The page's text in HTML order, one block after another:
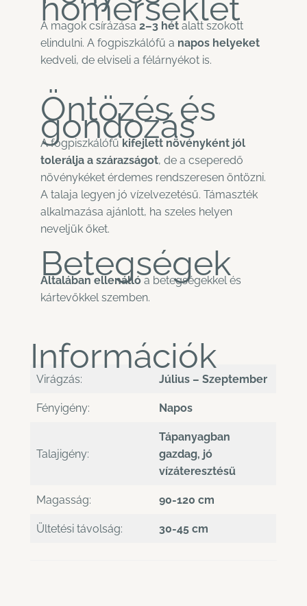
hőmérséklet
A magok csírázása 2–3 hét alatt szokott
elindulni. A fogpiszkálófű a napos helyeket
kedveli, de elviseli a félárnyékot is.
Öntözés és
gondozás
A fogpiszkálófű kifejlett növényként jól
tolerálja a szárazságot, de a cseperedő
növénykéket érdemes rendszeresen öntözni.
A talaja legyen jó vízelvezetésű. Támaszték
alkalmazása ajánlott, ha szeles helyen
neveljük őket.
Betegségek
Általában ellenálló a betegségekkel és
kártevőkkel szemben.
Információk
Virágzás: Július – Szeptember
Fényigény: Napos
Talajigény:
Tápanyagban
gazdag, jó
vízáteresztésű
Magasság: 90-120 cm
Ültetési távolság: 30-45 cm